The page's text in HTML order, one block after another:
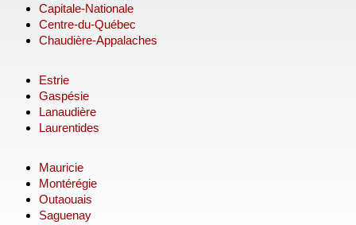
Capitale-Nationale
Centre-du-Québec
Chaudière-Appalaches
Estrie
Gaspésie
Lanaudière
Laurentides
Mauricie
Montérégie
Outaouais
Saguenay